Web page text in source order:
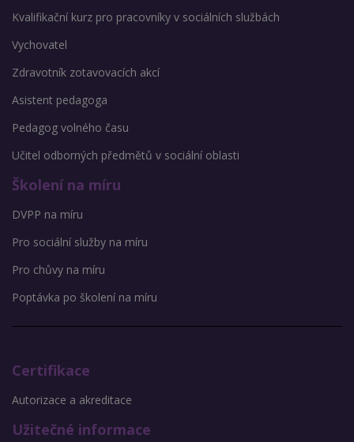
Kvalifikační kurz pro pracovníky v sociálních službách
Vychovatel
Zdravotník zotavovacích akcí
Asistent pedagoga
Pedagog volného času
Učitel odborných předmětů v sociální oblasti
Školení na míru
DVPP na míru
Pro sociální služby na míru
Pro chůvy na míru
Poptávka po školení na míru
Certifikace
Autorizace a akreditace
Užitečné informace